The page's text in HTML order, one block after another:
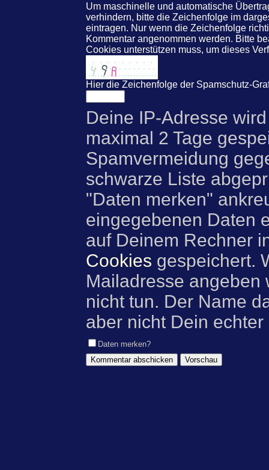
Um maschinelle und automatische
verhindern, bitte die Zeichenfolge im
eintragen. Nur wenn die Zeichenfolge
Kommentar angenommen werden. Bitte
Cookies unterstützen muss, um dieses
Hier die Zeichenfolge der Spamschutz-
Deine IP-Adresse
maximal 2 Tage
Spamvermeidung
schwarze Liste
"Daten merken"
eingegebenen Daten
auf Deinem Rechner
Cookies gespeichert.
Mailadresse angeben
nicht tun. Der Name
aber nicht Dein
Daten merken?